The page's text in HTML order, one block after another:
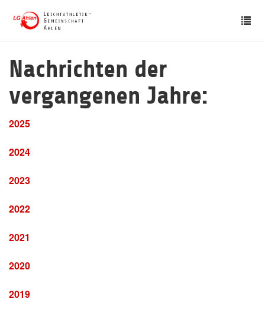
Nachrichten der
vergangenen Jahre:
2025
2024
2023
2022
2021
2020
2019